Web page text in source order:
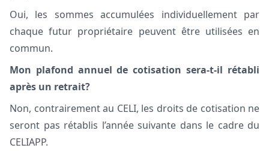
Oui, les sommes accumulées individuellement par
chaque futur propriétaire peuvent être utilisées en
commun.
Mon plafond annuel de cotisation sera-t-il rétabli
après un retrait?
Non, contrairement au CELI, les droits de cotisation ne
seront pas rétablis l’année suivante dans le cadre du
CELIAPP.